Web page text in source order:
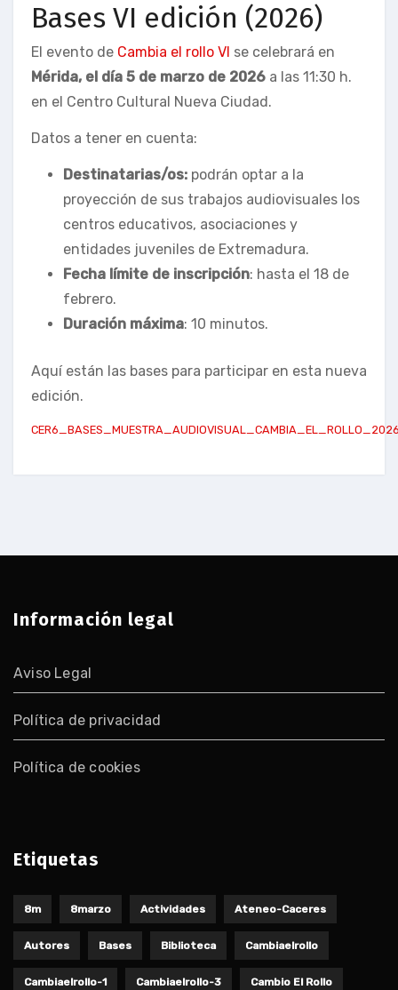
Bases VI edición (2026)
El evento de Cambia el rollo VI se celebrará en
Mérida, el día 5 de marzo de 2026 a las 11:30 h.
en el Centro Cultural Nueva Ciudad.
Datos a tener en cuenta:
Destinatarias/os: podrán optar a la
proyección de sus trabajos audiovisuales los
centros educativos, asociaciones y
entidades juveniles de Extremadura.
Fecha límite de inscripción: hasta el 18 de
febrero.
Duración máxima: 10 minutos.
Aquí están las bases para participar en esta nueva
edición.
Información legal
Aviso Legal
Política de privacidad
Política de cookies
Etiquetas
8m 8marzo Actividades Ateneo-Caceres
Autores Bases Biblioteca Cambiaelrollo
Cambiaelrollo-1 Cambiaelrollo-3 Cambio El Rollo